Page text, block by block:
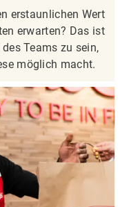
erstaunlichen Wert
erwarten? Das ist
Teams zu sein,
möglich macht.